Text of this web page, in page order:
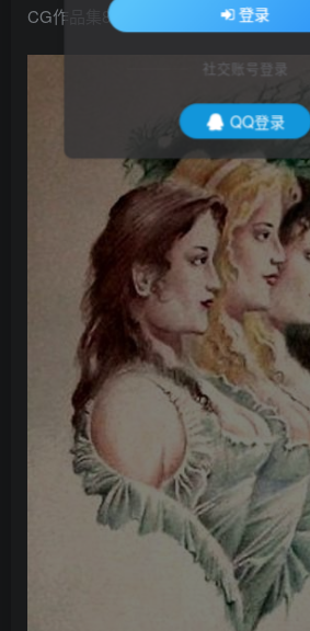
CG作品集85P_CG原画资源 登录
社交账号登录
QQ登录